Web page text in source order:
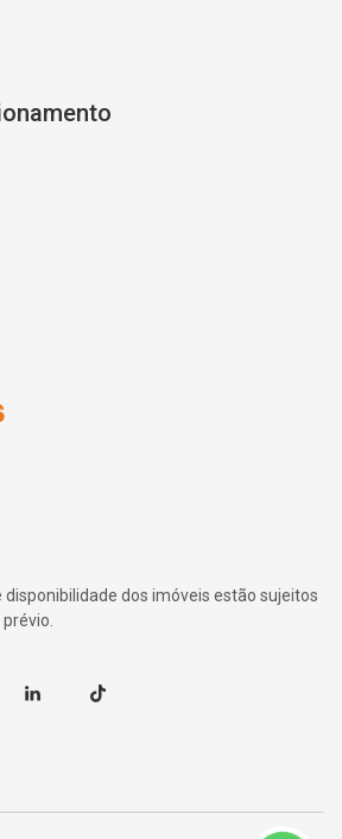
disponibilidade dos imóveis estão sujeitos
Linkedin TikTok